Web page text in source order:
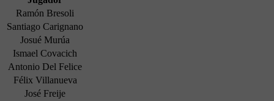
Ramón Bresoli
Santiago Carignano
Josué Murúa
Ismael Covacich
Antonio Del Felice
Félix Villanueva
José Freije